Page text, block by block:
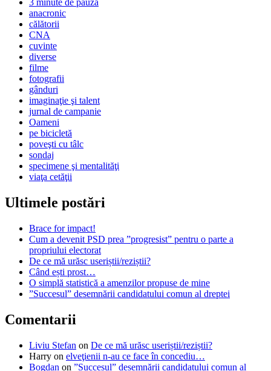
3 minute de pauză
anacronic
călătorii
CNA
cuvinte
diverse
filme
fotografii
gânduri
imaginaţie şi talent
jurnal de campanie
Oameni
pe bicicletă
poveşti cu tâlc
sondaj
specimene şi mentalităţi
viaţa cetăţii
Ultimele postări
Brace for impact!
Cum a devenit PSD prea ”progresist” pentru o parte a
propriului electorat
De ce mă urăsc useriștii/reziștii?
Când ești prost…
O simplă statistică a amenzilor propuse de mine
”Succesul” desemnării candidatului comun al dreptei
Comentarii
Liviu Stefan on De ce mă urăsc useriștii/reziștii?
Harry on elveţienii n-au ce face în concediu…
Bogdan on ”Succesul” desemnării candidatului comun al